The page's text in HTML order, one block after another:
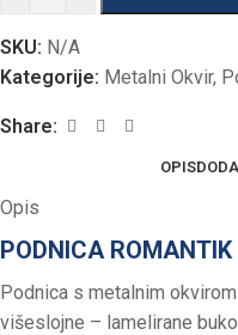
SKU: N/A
Kategorije: Metalni Okvir,
Share:
OPIS
Opis
PODNICA ROMANTIK
Podnica s metalnim
višeslojne – lamelirane